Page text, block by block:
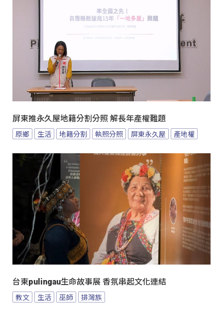
屏東推永久屋地籍分割分照 解長年產權難題
原鄉 生活 地籍分割 執照分照 屏東永久屋 產地權
台東pulingau生命故事展 香氛串起文化連結
教文 生活 巫師 排灣族